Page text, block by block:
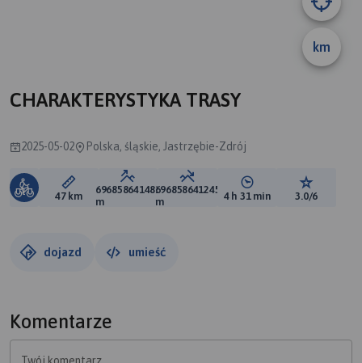
km
CHARAKTERYSTYKA TRASY
2025-05-02 Polska, śląskie, Jastrzębie-Zdrój
Długość trasy:
47 km Suma przewyższeń:
696858641481
m
Suma spadków:
696858641245
m
Średni czas potrzebny
4 h 31 min Ocena
3.0/6
dojazd umieść
Komentarze